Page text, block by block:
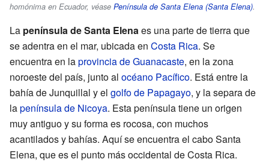
homónima en Ecuador, véase Península de Santa Elena (Santa Elena).
La península de Santa Elenaes una parte de tierra que
se adentra en el mar, ubicada en Costa Rica. Se
encuentra en laprovincia de Guanacaste, en la zona
noroeste del país, junto al océano Pacífico. Está entre la
bahía de Junquillal y el golfo de Papagayo, y la separa de
lapenínsula de Nicoya. Esta península tiene un origen
muy antiguo y su forma es rocosa, con muchos
acantilados y bahías. Aquí se encuentra el cabo Santa
Elena, que es el punto más occidental de Costa Rica.